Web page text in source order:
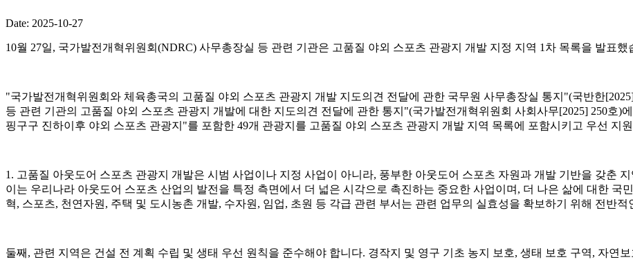
Date: 2025-10-27
10월 27일, 국가발전개혁위원회(NDRC) 사무총장실 등 관련 기관은 고품질 야외 스포츠 관광지 개발 지정 지역 1차 목록을 발표했
"국가발전개혁위원회와 체육총국의 고품질 야외 스포츠 관광지 개발 지도의견 전달에 관한 국무원 사무총장실 통지"(국반한
등 관련 기관의 고품질 야외 스포츠 관광지 개발에 대한 지도의견 전달에 관한 통지"(국가발전개혁위원회 사회사무[2025] 250호)
핑구구 진하이후 야외 스포츠 관광지"를 포함한 49개 관광지를 고품질 야외 스포츠 관광지 개발 지역 목록에 포함시키고 우선 지
1. 고품질 아웃도어 스포츠 관광지 개발은 시범 사업이나 지정 사업이 아니라, 풍부한 아웃도어 스포츠 자원과 개발 기반을 갖춘
이는 우리나라 아웃도어 스포츠 산업의 발전을 특정 측면에서 더 넓은 시각으로 촉진하는 중요한 사업이며, 더 나은 삶에 대한 국
혁, 스포츠, 천연자원, 주택 및 도시농촌 개발, 수자원, 임업, 초원 등 각급 관련 부서는 관련 업무의 실효성을 확보하기 위해 전반
둘째, 관련 지역은 건설 전 계획 수립 및 생태 우선 원칙을 준수해야 합니다. 경작지 및 영구 기초 농지 보호, 생태 보호 구역, 자연